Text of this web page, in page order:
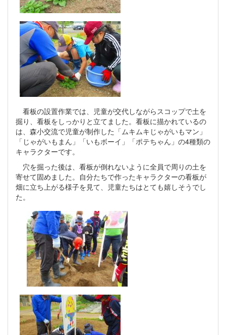
看板の設置作業では、児童が交代しながらスコップで土を
掘り、看板をしっかりと立てました。看板に描かれているの
は、森小交流で児童が制作した「ムキムキじゃがいもマン」
「じゃがいもまん」「いもボーイ」「ポテちゃん」の4種類の
キャラクターです。
穴を掘った後は、看板が倒れないように全員で周りの土を
寄せて固めました。自分たちで作ったキャラクターの看板が
畑に立ち上がる様子を見て、児童たちはとても嬉しそうでし
た。